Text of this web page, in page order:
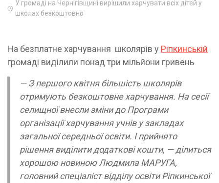
У громаді на Чернігівщині вирішили харчувати всіх дітей у
школах безкоштовно
На безплатне харчування школярів у Ріпкинській
громаді виділили понад три мільйони гривень
— З першого квітня більшість школярів
отримують безкоштовне харчування. На сесії
селищної внесли зміни до Програми
організації харчування учнів у закладах
загальної середньої освіти. І прийнято
рішення виділити додаткові кошти, — ділиться
хорошою новиною Людмила МАРУГА,
головний спеціаліст відділу освіти Ріпкинської